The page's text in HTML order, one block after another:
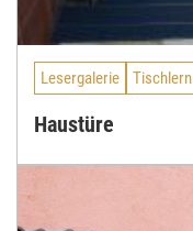
Lesergalerie Tischlern
Haustüre